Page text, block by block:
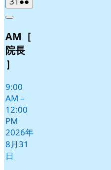
年
月
31
日
件
イ
Close
AM［
院長
］
9:00
AM –
12:00
PM
2026年
8月31
日